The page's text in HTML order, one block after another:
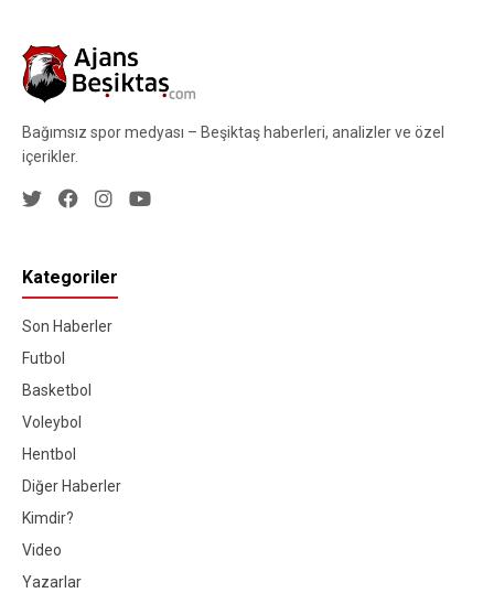
Bağımsız spor medyası – Beşiktaş haberleri, analizler ve özel
içerikler.
Kategoriler
Son Haberler
Futbol
Basketbol
Voleybol
Hentbol
Diğer Haberler
Kimdir?
Video
Yazarlar